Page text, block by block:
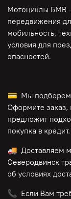
Мотоциклы БМВ –
передвижения
мобильность,
условия для
опасностей.
💳 Мы подберем
Оформите
предложит
покупка в кредит.
🚚 Доставляем
Северодвинск
об условиях
📞 Если Вам